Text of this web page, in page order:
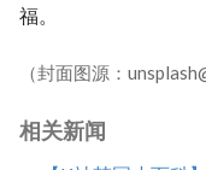
福。
（封面图源：
相关新闻